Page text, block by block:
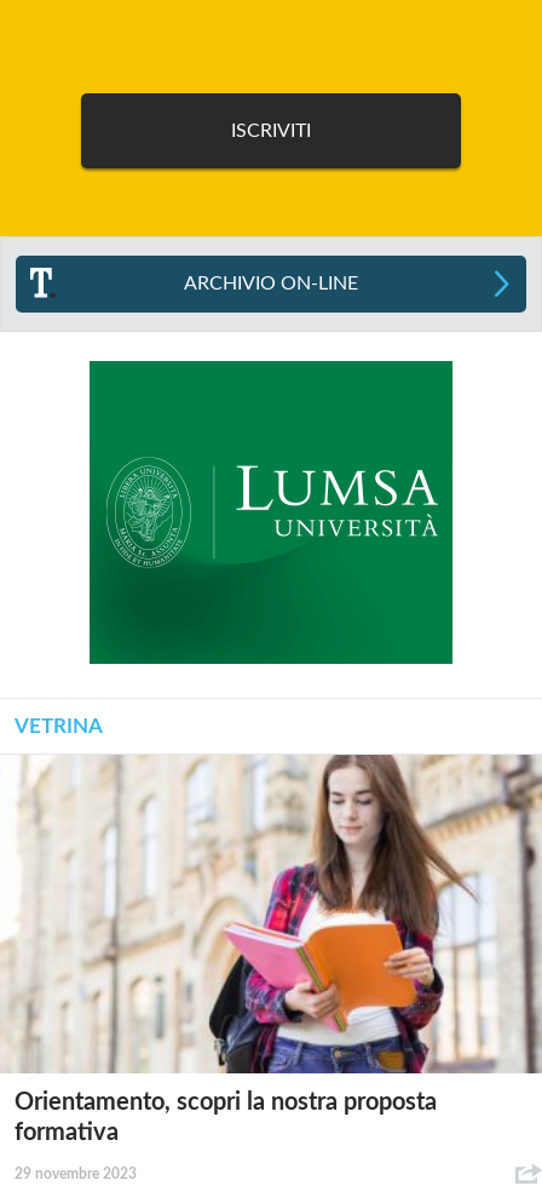
ARCHIVIO ON-LINE
VETRINA
Orientamento, scopri la nostra proposta
formativa
29 novembre 2023